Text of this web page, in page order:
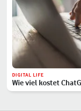
DIGITAL LIFE
Wie viel kostet